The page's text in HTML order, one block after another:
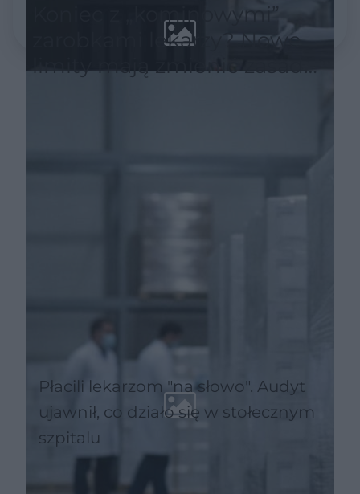
Koniec z „kominowymi”
zarobkami lekarzy? Nowe
limity mają zmienić zasady
Płacili lekarzom "na słowo". Audyt
ujawnił, co działo się w stołecznym
szpitalu